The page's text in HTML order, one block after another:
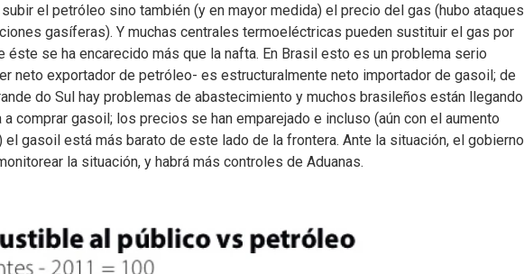
el petróleo sino también (y en mayor medida) el precio del gas (hubo ataques
gasíferas). Y muchas centrales termoeléctricas pueden sustituir el gas por
éste se ha encarecido más que la nafta. En Brasil esto es un problema serio
neto exportador de petróleo- es estructuralmente neto importador de gasoil; de
do Sul hay problemas de abastecimiento y muchos brasileños están llegando
a comprar gasoil; los precios se han emparejado e incluso (aún con el aumento
el gasoil está más barato de este lado de la frontera. Ante la situación, el gobierno
la situación, y habrá más controles de Aduanas.